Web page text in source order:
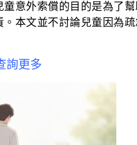
童意外索償的目的是為了
。本文並不討論兒童因為
詢更多